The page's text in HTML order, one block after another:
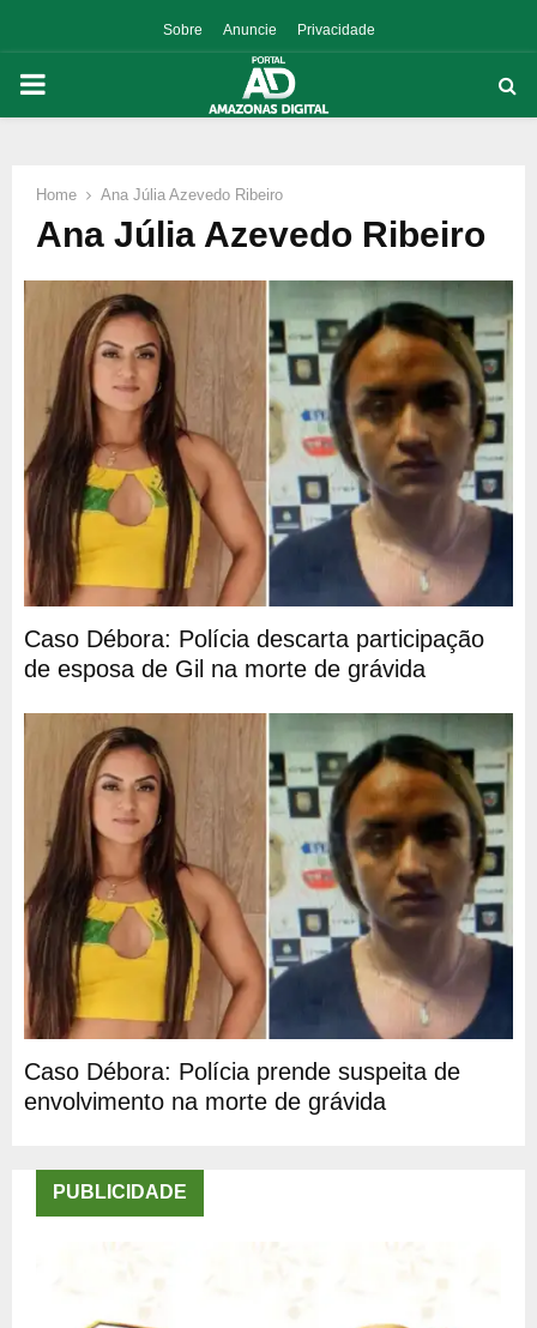
Sobre Anuncie Privacidade
PRIMARY
Home Ana Júlia Azevedo Ribeiro
Ana Júlia Azevedo Ribeiro
Caso Débora: Polícia descarta participação
de esposa de Gil na morte de grávida
Caso Débora: Polícia prende suspeita de
envolvimento na morte de grávida
PUBLICIDADE